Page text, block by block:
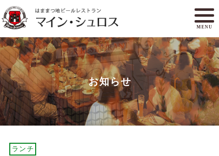
MENU
メニュー
ランチ
アクセスマップ
マイン・シュロスとは
オンラインショップ
お知らせ
ランチ